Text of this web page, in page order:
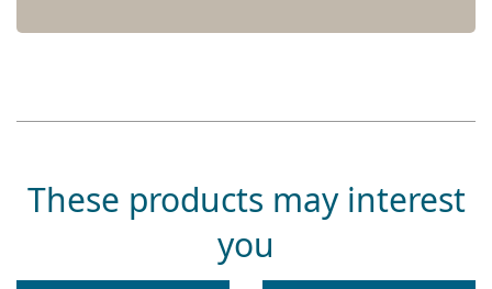
These products may interest
you